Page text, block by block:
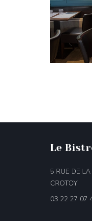
Le
5 RUE DE
CROTOY
03 22 27 07